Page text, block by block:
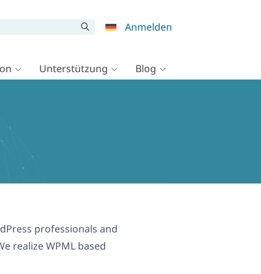
Anmelden
Unterstützung Blog
professionals and
realize WPML based